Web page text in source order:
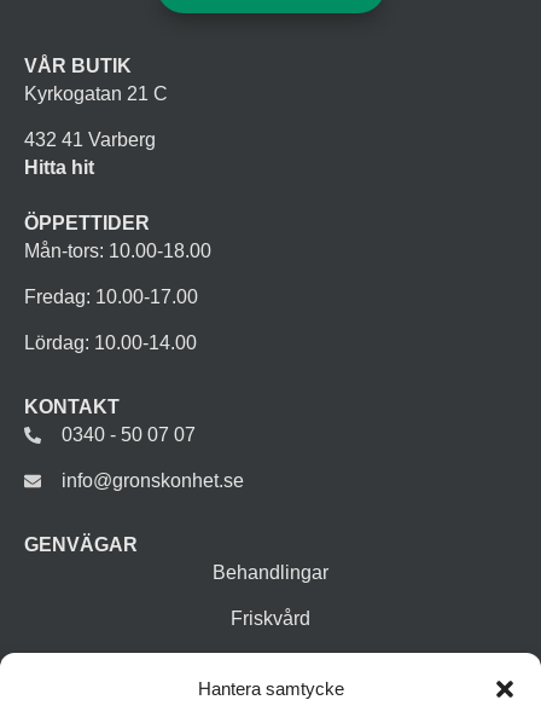
Hantera samtycke
VÅR BUTIK
Kyrkogatan 21 C
432 41 Varberg
Hitta hit
ÖPPETTIDER
Mån-tors: 10.00-18.00
Fredag: 10.00-17.00
Lördag: 10.00-14.00
KONTAKT
0340 - 50 07 07
info@gronskonhet.se
GENVÄGAR
Behandlingar
Friskvård